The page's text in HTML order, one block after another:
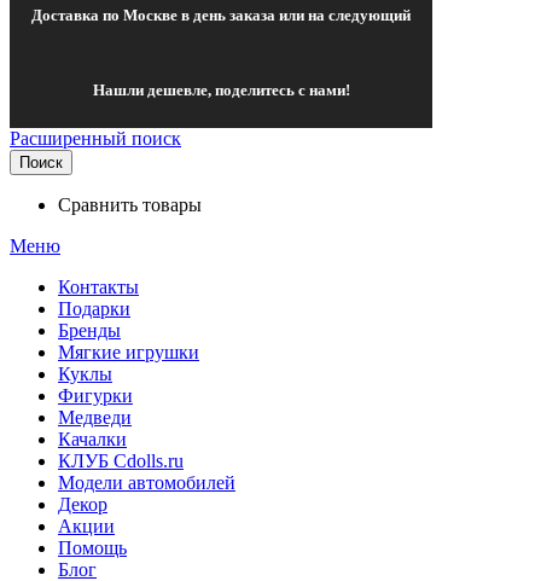
Доставка по Москве в день заказа или на следующий
Нашли дешевле, поделитесь с нами!
Расширенный поиск
Поиск
Сравнить товары
Меню
Контакты
Подарки
Бренды
Мягкие игрушки
Куклы
Фигурки
Медведи
Качалки
КЛУБ Cdolls.ru
Модели автомобилей
Декор
Акции
Помощь
Блог